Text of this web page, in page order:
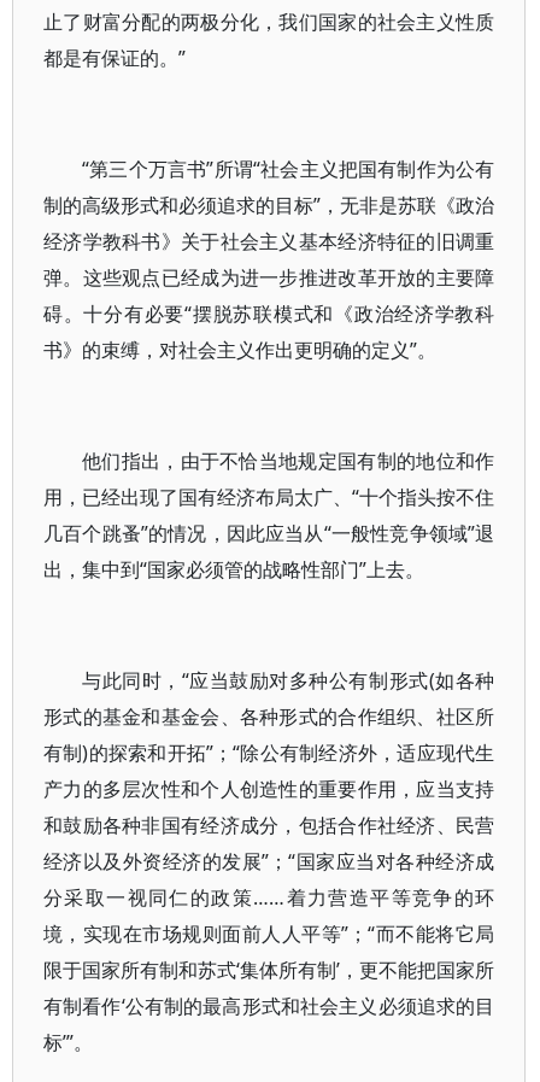
止了财富分配的两极分化，我们国家的社会主义性质
都是有保证的。”
“第三个万言书”所谓“社会主义把国有制作为公有
制的高级形式和必须追求的目标”，无非是苏联《政治
经济学教科书》关于社会主义基本经济特征的旧调重
弹。这些观点已经成为进一步推进改革开放的主要障
碍。十分有必要“摆脱苏联模式和《政治经济学教科
书》的束缚，对社会主义作出更明确的定义”。
他们指出，由于不恰当地规定国有制的地位和作
用，已经出现了国有经济布局太广、“十个指头按不住
几百个跳蚤”的情况，因此应当从“一般性竞争领域”退
出，集中到“国家必须管的战略性部门”上去。
与此同时，“应当鼓励对多种公有制形式(如各种
形式的基金和基金会、各种形式的合作组织、社区所
有制)的探索和开拓”；“除公有制经济外，适应现代生
产力的多层次性和个人创造性的重要作用，应当支持
和鼓励各种非国有经济成分，包括合作社经济、民营
经济以及外资经济的发展”；“国家应当对各种经济成
分采取一视同仁的政策……着力营造平等竞争的环
境，实现在市场规则面前人人平等”；“而不能将它局
限于国家所有制和苏式‘集体所有制’，更不能把国家所
有制看作‘公有制的最高形式和社会主义必须追求的目
标’”。